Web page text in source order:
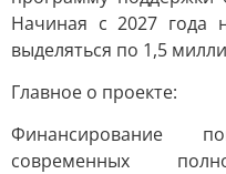
Начиная с 2027 года
выделяться по 1,5
Главное о проекте:
Финансирование
современных